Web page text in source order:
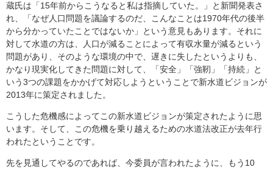
蔵氏は「15年前からこうなると私は指摘していた。」と新聞発表さ
れ、「なぜ人口問題を議論するのだ、こんなことは1970年代の後半
から分かっていたことではないか」という意見もあります。それに
対して水道の方は、人口が減ることによって有収水量が減るという
問題があり、そのような環境の中で、遅きに失したというよりも、
かなり現実化してきた問題に対して、「安全」「強靭」「持続」と
いう3つの課題をかかげて対応しようということで新水道ビジョンが
2013年に策定されました。
こうした危機感によってこの新水道ビジョンが策定されたように思
います。そして、この危機を乗り越えるための水道法改正が去年行
われたということです。
先を見通してやるのであれば、今委員が言われたように、もう10